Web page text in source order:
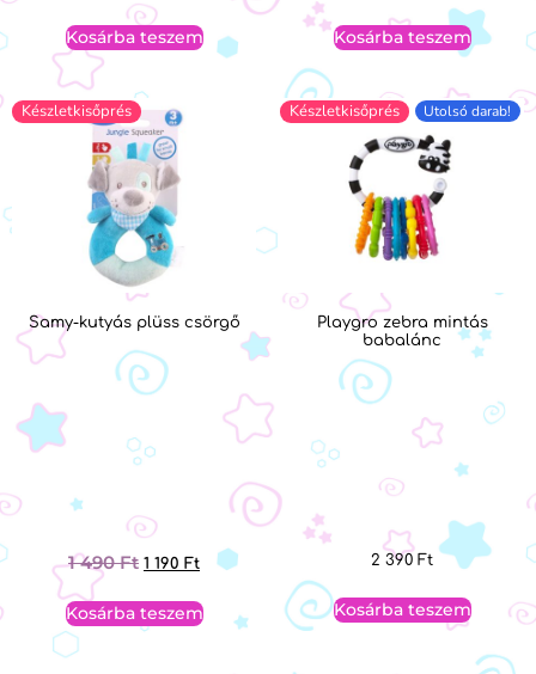
Kosárba teszem Kosárba teszem
Készletkisőprés
Samy-kutyás plüss csörgő
1 490Ft 1 190 Ft
Kosárba teszem
Készletkisőprés Utolsó darab!
Playgro zebra mintás
babalánc
2 390 Ft
Kosárba teszem